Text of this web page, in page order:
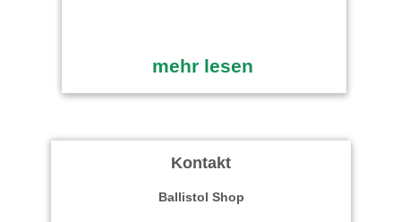
mehr lesen
Kontakt
Ballistol Shop